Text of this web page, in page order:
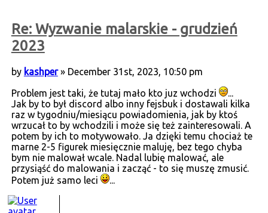
Re: Wyzwanie malarskie - grudzień
2023
by kashper» December 31st, 2023, 10:50 pm
Problem jest taki, że tutaj mało kto juz wchodzi
...
Jak by to był discord albo inny fejsbuk i dostawali kilka
raz w tygodniu/miesiącu powiadomienia, jak by ktoś
wrzucał to by wchodzili i może się też zainteresowali. A
potem by ich to motywowało. Ja dzięki temu chociaż te
marne 2-5 figurek miesięcznie maluję, bez tego chyba
bym nie malował wcale. Nadal lubię malować, ale
przysiąść do malowania i zacząć - to się muszę zmusić.
Potem już samo leci
...